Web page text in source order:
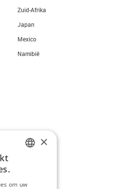
Zuid-Afrika
Japan
Mexico
Namibië
×
om uw